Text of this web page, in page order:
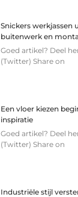
Snickers werkjassen
buitenwerk en
Goed artikel? Deel
(Twitter) Share on
Een vloer kiezen
inspiratie
Goed artikel? Deel
(Twitter) Share on
Industriële stijl